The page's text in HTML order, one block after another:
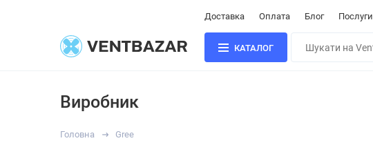
Доставка Оплата Блог Послуги
КАТАЛОГ
Виробник
Головна Gree